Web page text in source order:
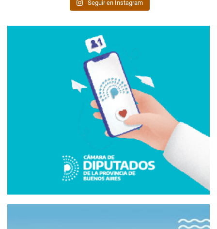
Seguir en Instagram